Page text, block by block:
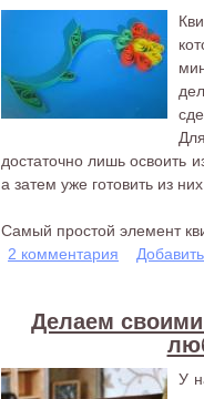
достаточно лишь освоить
а затем уже готовить из
Самый простой элемент
2 комментария
Делаем
У